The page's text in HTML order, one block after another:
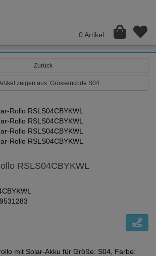
0 Artikel
Zurück
zeigen aus: Grössencode S04
RSLS04CBYKWL
mit Solar-Akku für Größe: S04, Farbe: